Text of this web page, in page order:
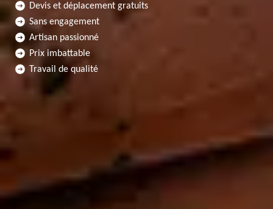
Devis et déplacement gratuits
Sans engagement
Artisan passionné
Prix imbattable
Travail de qualité